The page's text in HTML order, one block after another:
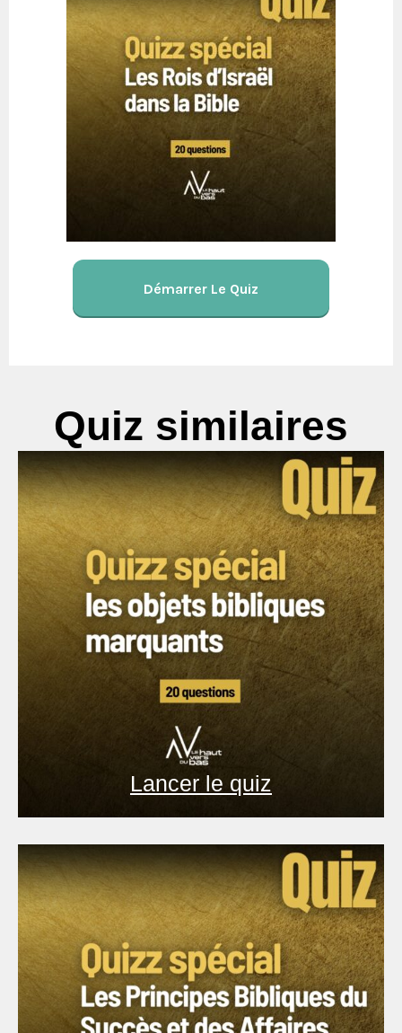
Démarrer Le Quiz
Quiz similaires
Lancer le quiz